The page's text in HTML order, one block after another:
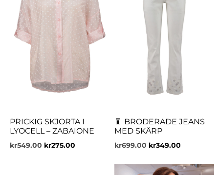
PRICKIG SKJORTA I
LYOCELL – ZABAIONE
kr549.00 kr275.00
👖 BRODERADE JEANS
MED SKÄRP
kr699.00 kr349.00